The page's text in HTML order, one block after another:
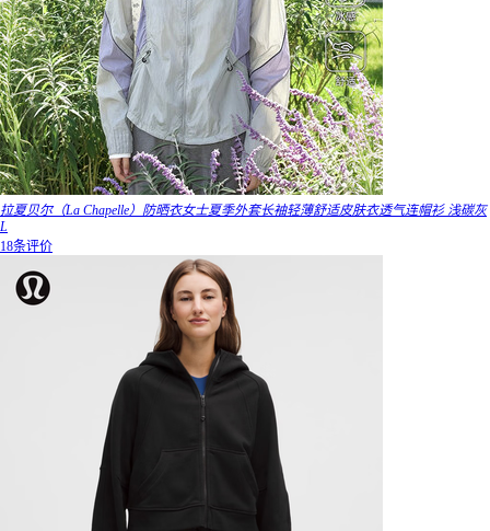
拉夏贝尔（La Chapelle）防晒衣女士夏季外套长袖轻薄舒适皮肤衣透气连帽衫 浅碳灰
L
18条评价